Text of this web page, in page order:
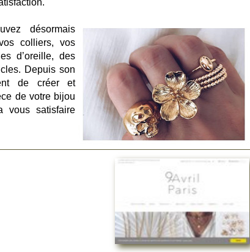
désormais
colliers, vos
d’oreille, des
Depuis son
de créer et
de votre bijou
vous satisfaire